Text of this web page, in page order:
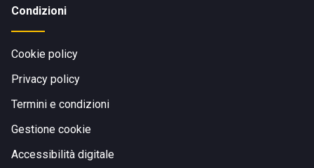
Condizioni
Cookie policy
Privacy policy
Termini e condizioni
Gestione cookie
Accessibilità digitale